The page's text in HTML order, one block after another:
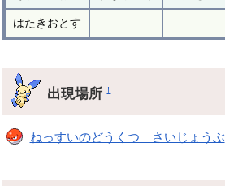
はたきおとす
出現場所†
ねっすいのどうくつ さいじょうぶ